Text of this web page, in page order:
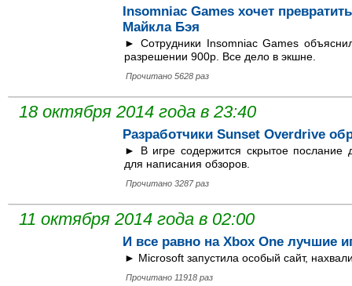
Insomniac Games хочет
Майкла Бэя
► Сотрудники Insomniac Games
разрешении 900p. Все дело в экшне.
Прочитано 5628 раз
18 октября 2014 года в 23:40
Разработчики Sunset Overdrive
► В игре содержится скрытое послание
для написания обзоров.
Прочитано 3287 раз
11 октября 2014 года в 02:00
И все равно на Xbox One лучшие
► Microsoft запустила особый сайт,
Прочитано 11918 раз